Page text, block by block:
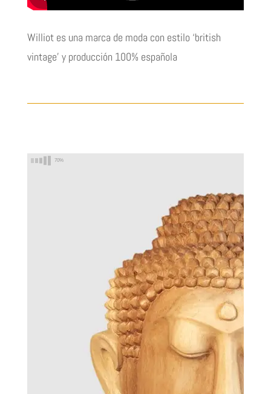
Williot es una marca de moda con estilo ‘british
vintage’ y producción 100% española